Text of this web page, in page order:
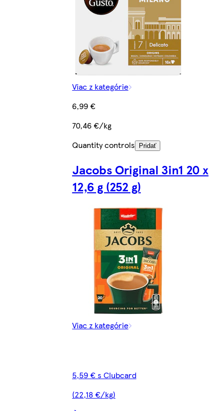
Viac z kategórie
6,99 €
70,46 €/kg
Quantity controls
Pridať
Jacobs Original 3in1 20 x
12,6 g (252 g)
Viac z kategórie
5,59 € s Clubcard
(22,18 €/kg)